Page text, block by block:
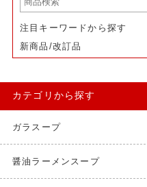
注目キーワードから探す
新商品/改訂品
カテゴリから探す
ガラスープ
醤油ラーメンスープ